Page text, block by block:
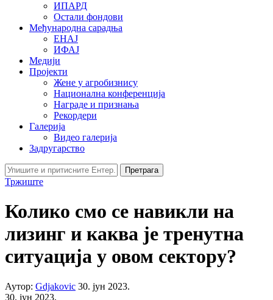
ИПАРД
Остали фондови
Међународна сарадња
ЕНАЈ
ИФАЈ
Медији
Пројекти
Жене у агробизнису
Национална конференција
Награде и признања
Рекордери
Галерија
Видео галерија
Задругарство
Претрага
Тржиште
Колико смо се навикли на
лизинг и каква је тренутна
ситуација у овом сектору?
Аутор: Gdjakovic 30. јун 2023.
30. јун 2023.